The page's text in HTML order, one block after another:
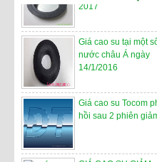
2017
Giá cao su tại một
nước châu Á ngày
14/1/2016
Giá cao su Tocom
hồi sau 2 phiên